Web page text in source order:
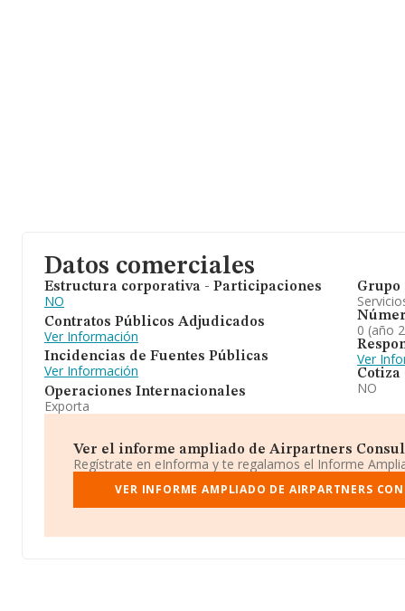
Datos comerciales
Estructura corporativa - Participaciones
NO
Contratos Públicos Adjudicados
Ver Información
Incidencias de Fuentes Públicas
Ver Información
Operaciones Internacionales
Exporta
Grupo
0 (año
Ver
Cotiza
NO
Ver el informe ampliado de Airpartners
Regístrate en eInforma y te regalamos el Informe
VER INFORME AMPLIADO DE AIRPARTNERS